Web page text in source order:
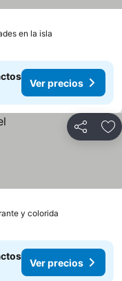
en la isla
Ver precios
Compartir
y colorida
Ver precios